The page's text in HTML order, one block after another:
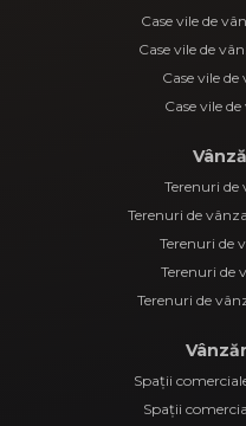
Case vile de
Case vile de
Case vile
Case vile
Terenuri de
Terenuri de
Terenuri de
Terenuri de
Terenuri de
Spații
Spații